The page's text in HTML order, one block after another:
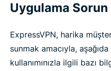
Uygulama
ExpressVPN, harika
sunmak amacıyla,
kullanımınızla ilgili bazı